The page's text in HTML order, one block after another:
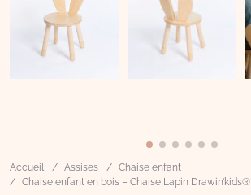
Accueil Assises
Chaise enfant
Chaise enfant en bois – Chaise Lapin Drawin’kids®